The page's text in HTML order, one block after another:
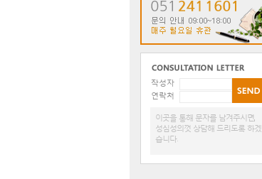
작성자
연락처
이곳을 통해 문자를 남겨주시면,
성심성의껏 상담해 드리도록 하겠
습니다.